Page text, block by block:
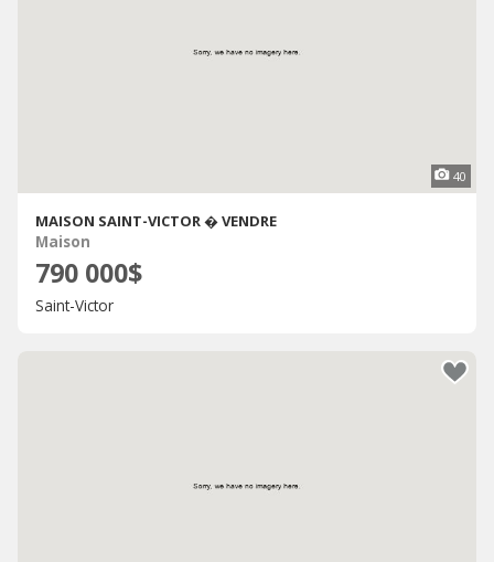
40
MAISON SAINT-VICTOR � VENDRE
Maison
790 000$
Saint-Victor